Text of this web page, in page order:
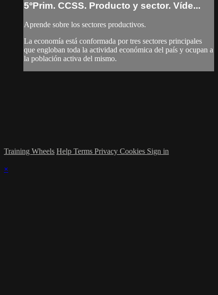
5ºPrim. CCSS. Producto y sector. Víde...
Aprende sobre los sectores productivos.
La economía está conformada por tres sectores principales
que engloban toda la actividad económica del país y ocupan a
la población activa del mismo.
Training Wheels Help Terms Privacy Cookies Sign in
×